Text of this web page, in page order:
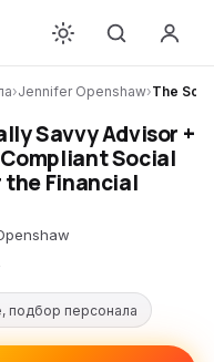
›Jennifer Openshaw›The
Savvy Advisor +
Social
the Financial
подбор персонала